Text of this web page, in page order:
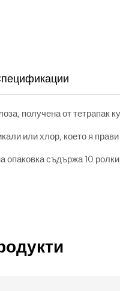
получена от тетрапак
или хлор, което я
съдържа 10